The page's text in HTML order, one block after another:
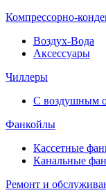
Компрессорно-
Воздух-Вода
Аксессуары
Чиллеры
С воздушным
Фанкойлы
Кассетные
Канальные
Ремонт и